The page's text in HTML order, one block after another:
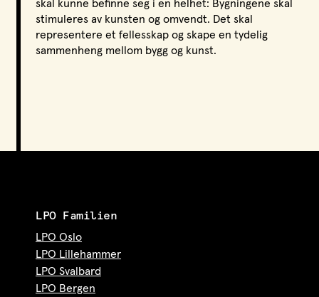
skal kunne befinne seg i en helhet: Bygningene skal
stimuleres av kunsten og omvendt. Det skal
representere et fellesskap og skape en tydelig
sammenheng mellom bygg og kunst.
LPO Familien
LPO Oslo
LPO Lillehammer
LPO Svalbard
LPO Bergen